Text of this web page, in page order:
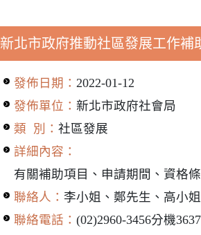
新北市政府推動社區發展工作補
發佈日期： 2022-01-12
發佈單位： 新北市政府社會局
類 別： 社區發展
詳細內容：
有關補助項目、申請期間、資格
聯絡人： 李小姐、鄭先生、高小
聯絡電話： (02)2960-3456分機